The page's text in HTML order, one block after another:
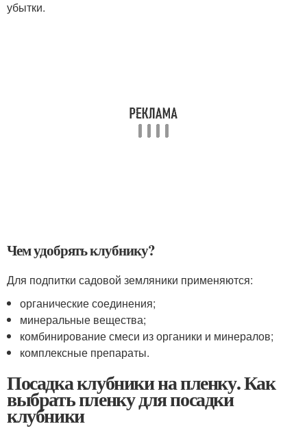
убытки.
Чем удобрять клубнику?
Для подпитки садовой земляники применяются:
органические соединения;
минеральные вещества;
комбинирование смеси из органики и минералов;
комплексные препараты.
Посадка клубники на пленку. Как
выбрать пленку для посадки
клубники